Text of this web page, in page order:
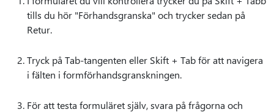
tills du hör "Förhandsgranska" och trycker sedan på
Retur.
Tryck på Tab-tangenten eller Skift + Tab för att navigera
i fälten i formförhandsgranskningen.
För att testa formuläret själv, svara på frågorna och